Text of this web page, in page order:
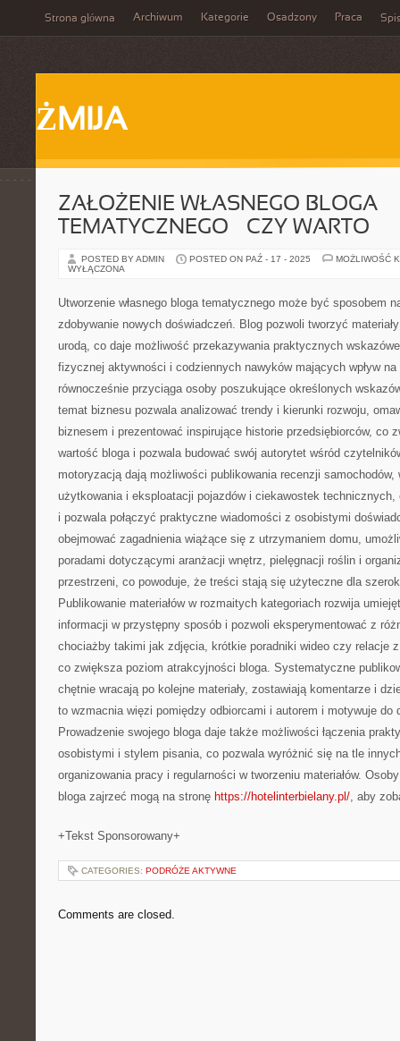
Strona główna Archiwum Kategorie Osadzony Praca
ŻMIJA
ZAŁOŻENIE WŁASNEGO BLOGA
TEMATYCZNEGO – CZY WARTO
POSTED BY ADMIN POSTED ON PAŹ - 17 - 2025
MOŻLIWOŚĆ
WYŁĄCZONA
Utworzenie własnego bloga tematycznego może być sposobem
zdobywanie nowych doświadczeń. Blog pozwoli tworzyć
urodą, co daje możliwość przekazywania praktycznych
fizycznej aktywności i codziennych nawyków mających wpływ
równocześnie przyciąga osoby poszukujące określonych
temat biznesu pozwala analizować trendy i kierunki rozwoju,
biznesem i prezentować inspirujące historie przedsiębiorców, co
wartość bloga i pozwala budować swój autorytet wśród
motoryzacją dają możliwości publikowania recenzji
użytkowania i eksploatacji pojazdów i ciekawostek technicznych,
i pozwala połączyć praktyczne wiadomości z osobistymi
obejmować zagadnienia wiążące się z utrzymaniem domu,
poradami dotyczącymi aranżacji wnętrz, pielęgnacji roślin i
przestrzeni, co powoduje, że treści stają się użyteczne dla
Publikowanie materiałów w rozmaitych kategoriach rozwija
informacji w przystępny sposób i pozwoli eksperymentować z
chociażby takimi jak zdjęcia, krótkie poradniki wideo czy relacje
co zwiększa poziom atrakcyjności bloga. Systematyczne
chętnie wracają po kolejne materiały, zostawiają komentarze i
to wzmacnia więzi pomiędzy odbiorcami i autorem i motywuje do
Prowadzenie swojego bloga daje także możliwości łączenia
osobistymi i stylem pisania, co pozwala wyróżnić się na tle
organizowania pracy i regularności w tworzeniu materiałów.
bloga zajrzeć mogą na stronę https://hotelinterbielany.pl/, aby
+Tekst Sponsorowany+
CATEGORIES: PODRÓŻE AKTYWNE
Comments are closed.